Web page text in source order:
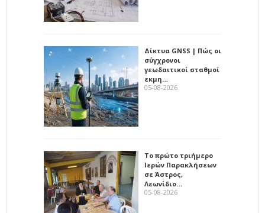
Δίκτυα GNSS | Πώς οι
σύγχρονοι
γεωδαιτικοί σταθμοί
εκμη…
05-08-2026
Το πρώτο τριήμερο
Ιερών Παρακλήσεων
σε Άστρος,
Λεωνίδιο…
05-08-2026